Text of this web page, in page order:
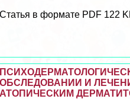
Статья в формате PDF 122
ОБСЛЕДОВАНИИ И
АТОПИЧЕСКИМ